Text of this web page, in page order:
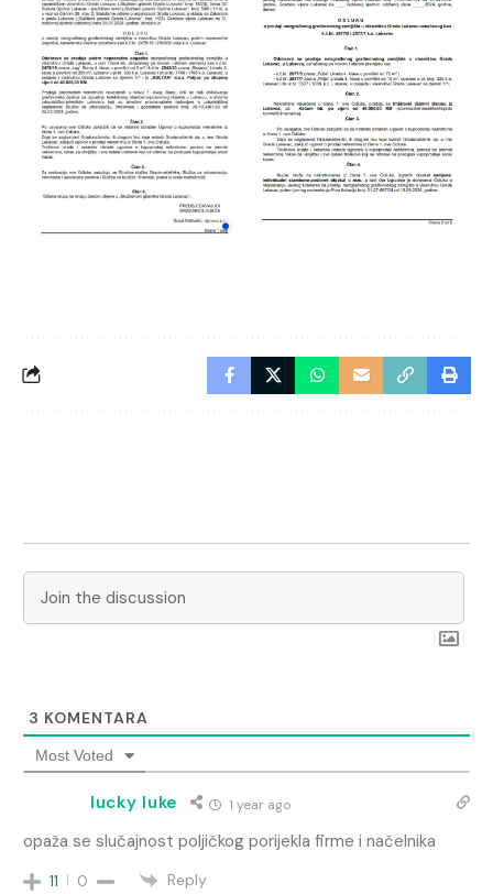
3 KOMENTARA
Most Voted
lucky luke 1 year ago
opaža se slučajnost poljičkog porijekla firme i načelnika
11 0 Reply